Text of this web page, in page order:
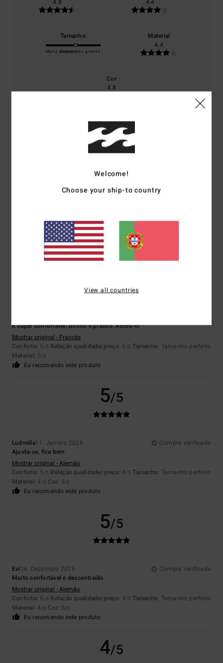
4.8 4.4
Tamanho
Muito pequeno
Demasiado grande
Material
4.4
Cor
4.8
5/5
17. Fevereiro 2026
Compra verificada
/5 Relação qualidade/preço : 5/5 Tamanho: Tamanho perfeito
/5 Cor: 5/5
Eu recomendo este produto
5
É super confortável, bonito e prático. Adoro-o!
Mostrar original - Francês
Conforto: 5 /5 Relação qualidade/preço: 5 /5 Tamanho: Tamanho perfeito
Material: 5 /5
Eu recomendo este produto
5/5
Ludmilla11. Janeiro 2026
Compra verificada
Ajusta-se, fica bem
Mostrar original - Alemão
Conforto: 5 /5 Relação qualidade/preço: 4 /5 Tamanho: Tamanho perfeito
Material: 4 /5 Cor: 5/5
Eu recomendo este produto
5/5
Evi 16. Dezembro 2025
Compra verificada
Muito confortável e descontraído
Mostrar original - Alemão
Conforto: 5 /5 Relação qualidade/preço: 4 /5 Tamanho: Tamanho perfeito
Material: 4 /5 Cor: 5/5
Eu recomendo este produto
4/5
Welcome!
Choose your ship-to country
View all countries